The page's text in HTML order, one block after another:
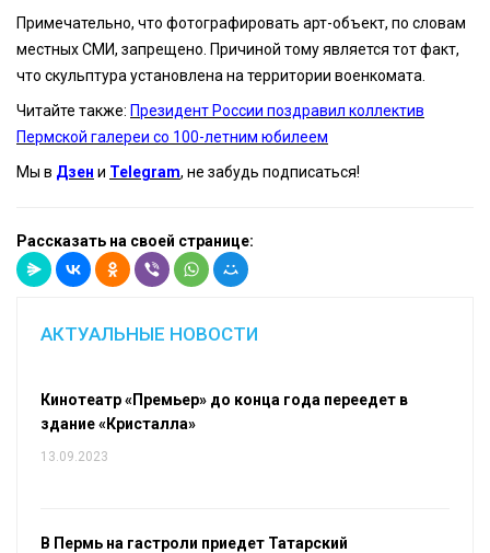
Примечательно, что фотографировать арт-объект, по словам
местных СМИ, запрещено. Причиной тому является тот факт,
что скульптура установлена на территории военкомата.
Читайте также: Президент России поздравил коллектив
Пермской галереи со 100-летним юбилеем
Мы в Дзен и Telegram, не забудь подписаться!
Рассказать на своей странице:
АКТУАЛЬНЫЕ НОВОСТИ
Кинотеатр «Премьер» до конца года переедет в
здание «Кристалла»
13.09.2023
В Пермь на гастроли приедет Татарский